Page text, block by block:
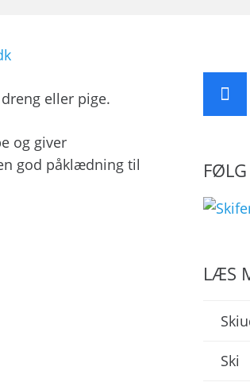
eller pige.
og giver
god påklædning til
LÆS
Ski